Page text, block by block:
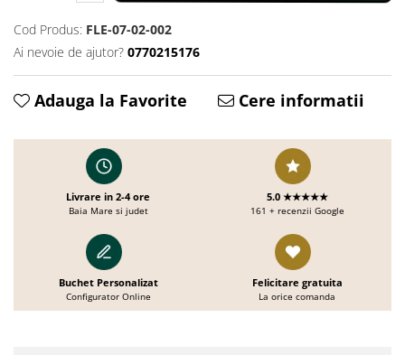
Cod Produs: FLE-07-02-002
Ai nevoie de ajutor? 0770215176
Adauga la Favorite Cere informatii
Livrare in 2-4 ore
Baia Mare si judet
5.0 ★★★★★
161 + recenzii Google
Buchet Personalizat
Configurator Online
Felicitare gratuita
La orice comanda